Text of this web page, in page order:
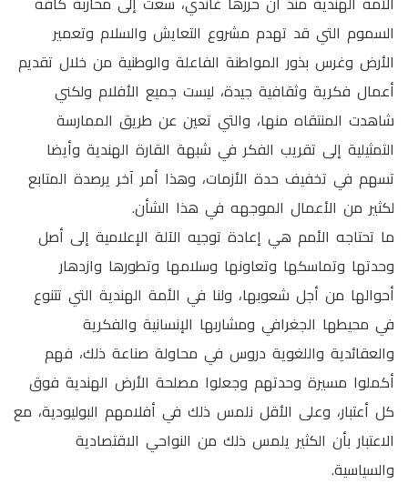
السموم التي قد تهدم مشروع التعايش والسلام وتعمير
الأرض وغرس بذور المواطنة الفاعلة والوطنية من خلال تقديم
أعمال فكرية وثقافية جيدة، ليست جميع الأفلام ولكني
شاهدت المنتقاه منها، والتي تعين عن طريق الممارسة
التمثيلية إلى تقريب الفكر في شبهة القارة الهندية وأيضا
تسهم في تخفيف حدة الأزمات، وهذا أمر آخر يرصدة المتابع
لكثير من الأعمال الموجهه في هذا الشأن.
ما تحتاجه الأمم هي إعادة توجيه الآلة الإعلامية إلى أصل
وحدتها وتماسكها وتعاونها وسلامها وتطورها وازدهار
أحوالها من أجل شعوبها، ولنا في الأمة الهندية التي تتنوع
في محيطها الجغرافي ومشاربها الإنسانية والفكرية
والعقائدية واللغوية دروس في محاولة صناعة ذلك، فهم
أكملوا مسيرة وحدتهم وجعلوا مصلحة الأرض الهندية فوق
كل أعتبار، وعلى الأقل نلمس ذلك في أفلامهم البوليودية، مع
الاعتبار بأن الكثير يلمس ذلك من النواحي الاقتصادية
والسياسية.